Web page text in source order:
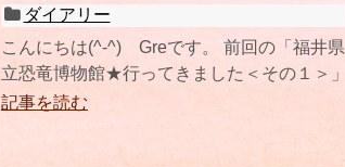
ダイアリー
こんにちは(^-^) Greです。 前回の「福井県
立恐竜博物館★行ってきました＜その１＞」
の 続きです！ またまた長文
記事を読む